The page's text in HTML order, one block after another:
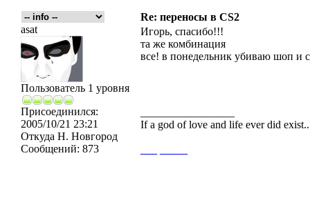
Re: переносы в CS2
asat
Пользователь 1 уровня
Присоединился:
2005/10/21 23:21
Откуда Н. Новгород
Сообщений: 873
Игорь, спасибо!!!
та же комбинация
все! в понедельник убиваю шоп и
If a god of love and life ever did